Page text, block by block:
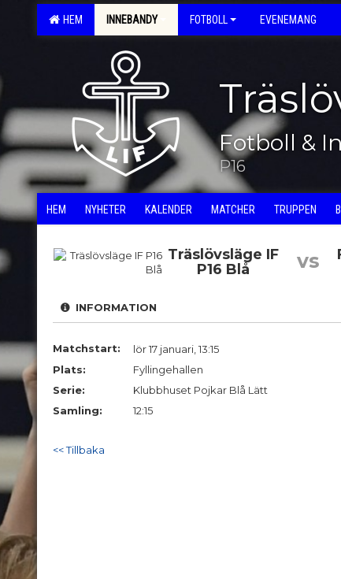
HEM INNEBANDY FOTBOLL EVENEMANG
Fotboll &
P16
HEM NYHETER KALENDER MATCHER TRUPPEN
Träslövsläge IF
P16 Blå
vs
INFORMATION
Matchstart:
lör 17 januari, 13:15
Plats:
Fyllingehallen
Serie:
Klubbhuset Pojkar Blå Lätt
Samling:
12:15
<< Tillbaka